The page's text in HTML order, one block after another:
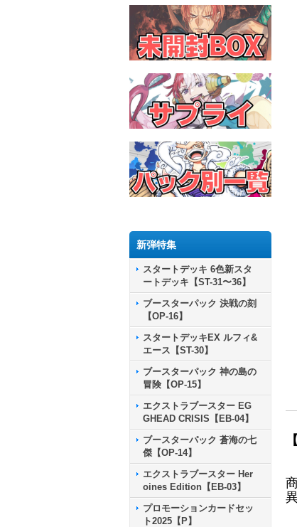
新弾特集
スタートデッキ 6色新スタ
ートデッキ【ST-31〜36】
ブースターパック 決戦の刻
【OP-16】
スタートデッキEX ルフィ&
エース【ST-30】
ブースターパック 神の島の
冒険【OP-15】
エクストラブースター EG
GHEAD CRISIS【EB-04】
ブースターパック 蒼海の七
傑【OP-14】
エクストラブースター Her
oines Edition【EB-03】
プロモーションカードセッ
ト2025【P】